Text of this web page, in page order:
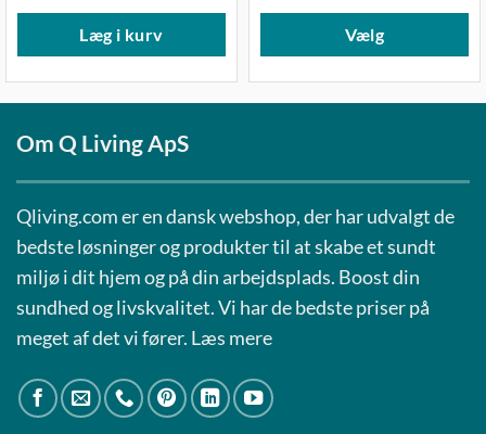
Læg i kurv Vælg
Om Q Living ApS
Qliving.com er en dansk webshop, der har udvalgt de
bedste løsninger og produkter til at skabe et sundt
miljø i dit hjem og på din arbejdsplads. Boost din
sundhed og livskvalitet. Vi har de bedste priser på
meget af det vi fører. Læs mere